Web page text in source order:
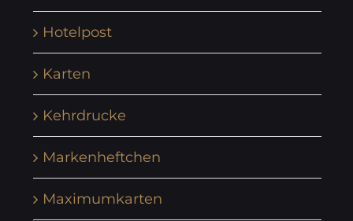
Hotelpost
Karten
Kehrdrucke
Markenheftchen
Maximumkarten